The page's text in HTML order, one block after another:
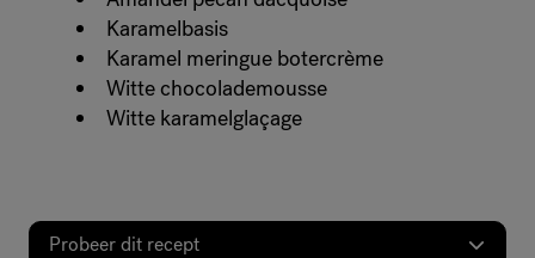
Karamelbasis
Karamel meringue botercrème
Witte chocolademousse
Witte karamelglaçage
Probeer dit recept